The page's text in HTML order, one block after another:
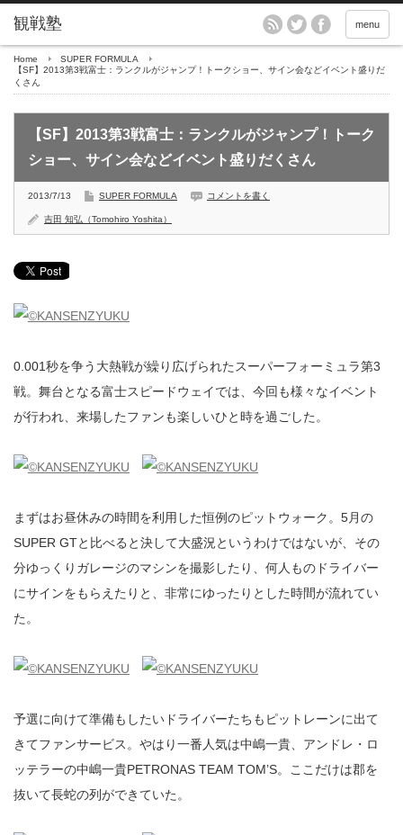
menu
Home
SUPER FORMULA
【SF】2013第3戦富士：ランクルがジャンプ！トークショー、サイン会などイベント盛りだ
くさん
【SF】2013第3戦富士：ランクルがジャンプ！トーク
ショー、サイン会などイベント盛りだくさん
2013/7/13 SUPER FORMULA コメントを書く
吉田 知弘（Tomohiro Yoshita）
0.001秒を争う大熱戦が繰り広げられたスーパーフォーミュラ第3
戦。舞台となる富士スピードウェイでは、今回も様々なイベント
が行われ、来場したファンも楽しいひと時を過ごした。
まずはお昼休みの時間を利用した恒例のピットウォーク。5月の
SUPER GTと比べると決して大盛況というわけではないが、その
分ゆっくりガレージのマシンを撮影したり、何人ものドライバー
にサインをもらえたりと、非常にゆったりとした時間が流れてい
た。
予選に向けて準備もしたいドライバーたちもピットレーンに出て
きてファンサービス。やはり一番人気は中嶋一貴、アンドレ・ロ
ッテラーの中嶋一貴PETRONAS TEAM TOM’S。ここだけは郡を
抜いて長蛇の列ができていた。